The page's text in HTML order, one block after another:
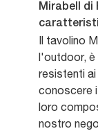
Mirabell di
Il tavolino
l'outdoor, è
resistenti ai
conoscere
loro
nostro